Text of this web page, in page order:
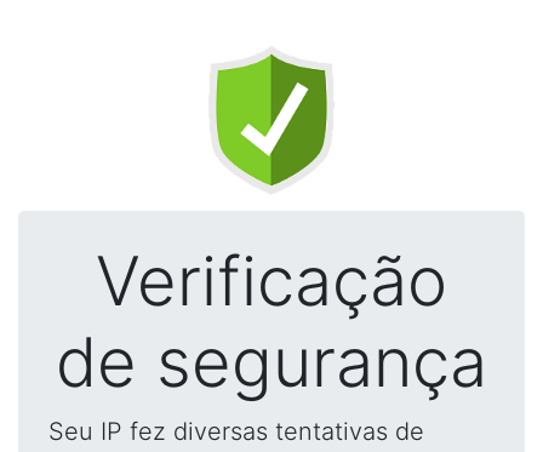
Verificação
de segurança
Seu IP fez diversas tentativas de